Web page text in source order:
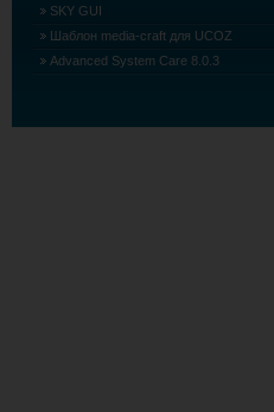
SKY GUI
Шаблон media-craft для UCOZ
Advanced System Care 8.0.3